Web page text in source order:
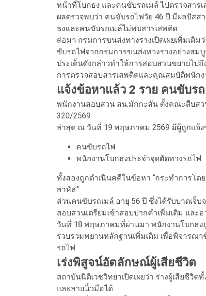
หน้าที่โบกธง และคนขับรถเมล์ ไปตรวจสาร
ผลตรวจพบว่า คนขับรถไฟวัย 46 ปี มีผลปัสส
ธงและคนขับรถเมล์ไม่พบสารเสพติด
ต่อมา กรมการขนส่งทางรางเปิดเผยเพิ่มเติ
ขับรถไฟจากกรมการขนส่งทางรางอย่างส
ประเด็นดังกล่าวทำให้การสอบสวนขยายไป
การตรวจสอบสารเสพติดและคุณสมบัติพนักง
แจ้งข้อหาแล้ว 2 ราย คนขับร
พนักงานสอบสวน สน.มักกะสัน ตั้งคณะสืบส
320/2569
ล่าสุด ณ วันที่ 19 พฤษภาคม 2569 มีผู้ถูกแจ้ง
คนขับรถไฟ
พนักงานโบกธงประจำจุดตัดทางรถไฟ
ทั้งสองถูกดำเนินคดีในข้อหา “กระทำการโ
สาหัส”
ส่วนคนขับรถเมล์ อายุ 56 ปี ซึ่งได้รับบาดเจ็
สอบสวนเตรียมเข้าสอบปากคำเพิ่มเติม และ
วันที่ 18 พฤษภาคมที่ผ่านมา พนักงานโบกธ
รวบรวมพยานหลักฐานเพิ่มเติม เพื่อพิจารณ
รถไฟ
เร่งพิสูจน์อัตลักษณ์ผู้เสียชีวิต
สถาบันนิติเวชวิทยาเปิดเผยว่า ร่างผู้เสียชีวิ
และลายนิ้วมือได้